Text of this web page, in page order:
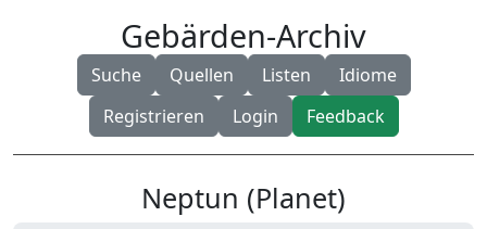
Gebärden-Archiv
Suche Quellen Listen
Idiome
Registrieren
Login Feedback
Neptun (Planet)